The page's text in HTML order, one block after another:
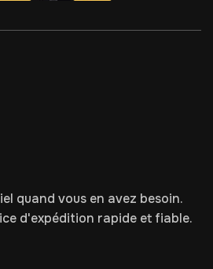
quand vous en avez besoin.
d'expédition rapide et fiable.